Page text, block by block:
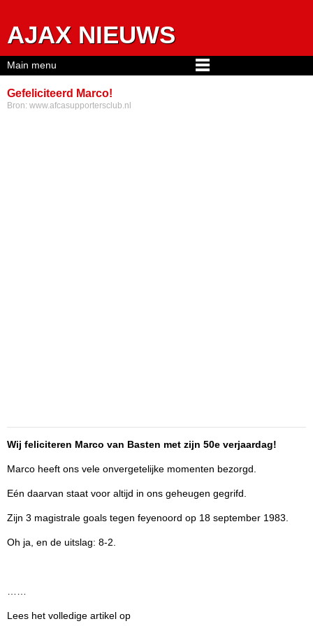
AJAX NIEUWS
Gefeliciteerd Marco!
Bron: www.afcasupportersclub.nl
Wij feliciteren Marco van Basten met zijn 50e verjaardag!
Marco heeft ons vele onvergetelijke momenten bezorgd.
Eén daarvan staat voor altijd in ons geheugen gegrifd.
Zijn 3 magistrale goals tegen feyenoord op 18 september 1983.
Oh ja, en de uitslag: 8-2.
Lees het volledige artikel op
Main menu